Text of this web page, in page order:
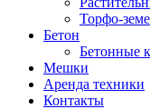
Торфо-
Бетон
Бетонные
Мешки
Аренда техники
Контакты